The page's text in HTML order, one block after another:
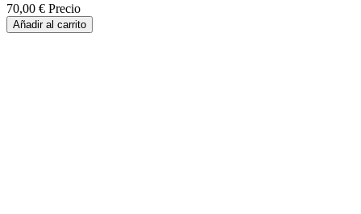
70,00 € Precio
Añadir al carrito